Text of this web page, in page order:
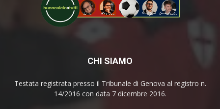
CHI SIAMO
Testata registrata presso il Tribunale di Genova al registro n.
14/2016 con data 7 dicembre 2016.